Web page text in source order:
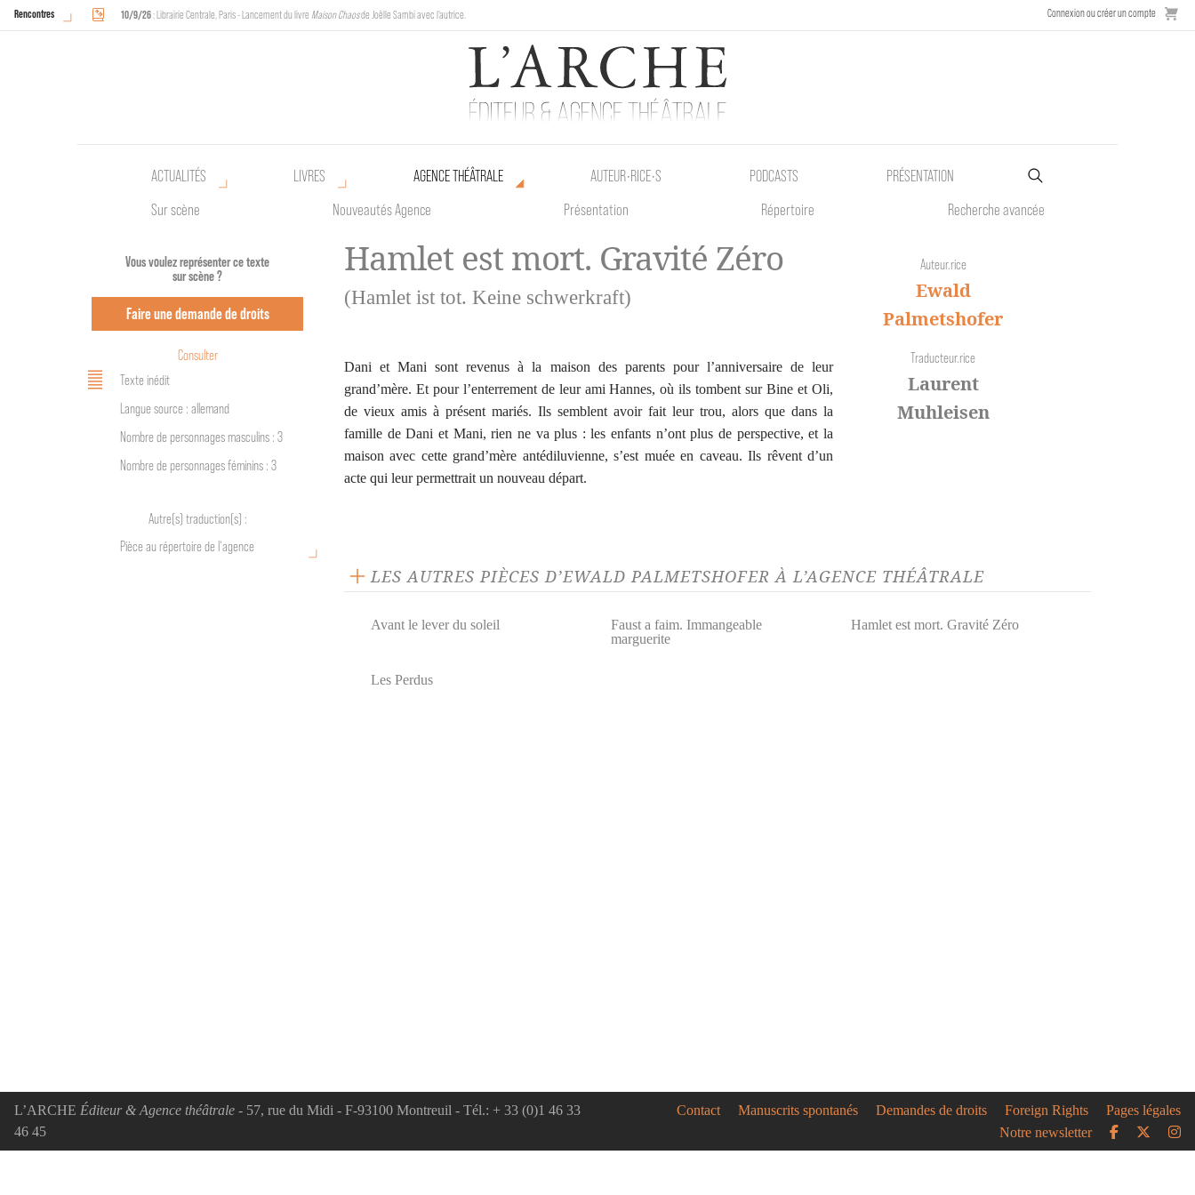
Rencontres 10/9/26: Librairie Centrale, Paris - Lancement du livre Maison Chaosde Joëlle Sambi avec l'autrice.
: Halles de Schaerbeek, Bruxelles - L'Arche sera présente au Poetik Bazar tout le weekend !
Connexion ou créer un compte
ACTUALITÉS LIVRES
AGENCE THÉÂTRALE
Sur scène
Nouveautés Agence Présentation Répertoire Recherche avancée
AUTEUR•RICE•S PODCASTS PRÉSENTATION
Vous voulez représenter ce texte
sur scène ?
Faire une demande de droits
Consulter
Texte inédit
Langue source : allemand
Nombre de personnages masculins : 3
Nombre de personnages féminins : 3
Autre(s) traduction(s) :
Pièce au répertoire de l‘agence
Hamlet est mort. Gravité Zéro
(Hamlet ist tot. Keine schwerkraft)
Dani et Mani sont revenus à la maison des parents pour l’anniversaire de leur
grand’mère. Et pour l’enterrement de leur ami Hannes, où ils tombent sur Bine et Oli,
de vieux amis à présent mariés. Ils semblent avoir fait leur trou, alors que dans la
famille de Dani et Mani, rien ne va plus : les enfants n’ont plus de perspective, et la
maison avec cette grand’mère antédiluvienne, s’est muée en caveau. Ils rêvent d’un
acte qui leur permettrait un nouveau départ.
Auteur.rice
Ewald
Palmetshofer
Traducteur.rice
Laurent
Muhleisen
LES AUTRES PIÈCES D’EWALD PALMETSHOFER À L’AGENCE THÉÂTRALE
Avant le lever du soleil
Faust a faim. Immangeable
marguerite
Hamlet est mort. Gravité Zéro
Les Perdus
L’ARCHE Éditeur & Agence théâtrale - 57, rue du Midi - F-93100 Montreuil - Tél.: + 33 (0)1 46 33
46 45
Contact Manuscrits spontanés Demandes de droits Foreign Rights
Pages légales
Notre newsletter